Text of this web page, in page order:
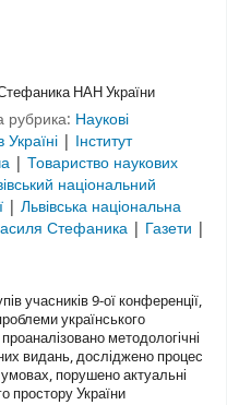
Стефаника НАН України
рубрика: Наукові
Україні | Інститут
| Товариство наукових
національний
| Львівська національна
Стефаника | Газети |
учасників 9-ої конференції,
українського
методологічні
видань, досліджено процес
порушено актуальні
простору України